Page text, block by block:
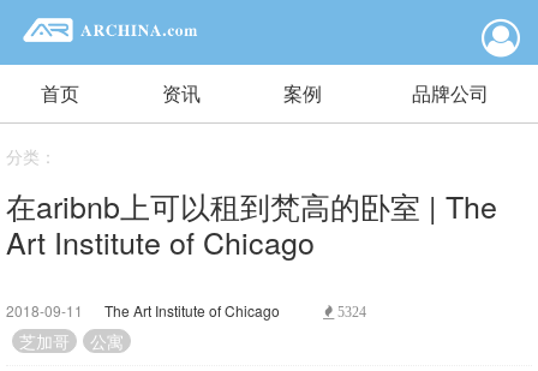
首页 资讯 案例 品牌公司
分类：
在aribnb上可以租到梵高的卧室 | The
Art Institute of Chicago
2018-09-11 The Art Institute of Chicago 5324
芝加哥 公寓